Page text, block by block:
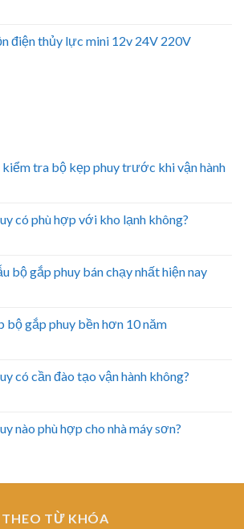
điện thủy lực mini 12v 24V 220V
tra bộ kẹp phuy trước khi vận hành
có phù hợp với kho lạnh không?
bộ gắp phuy bán chạy nhất hiện nay
bộ gắp phuy bền hơn 10 năm
có cần đào tạo vận hành không?
nào phù hợp cho nhà máy sơn?
TỪ KHÓA